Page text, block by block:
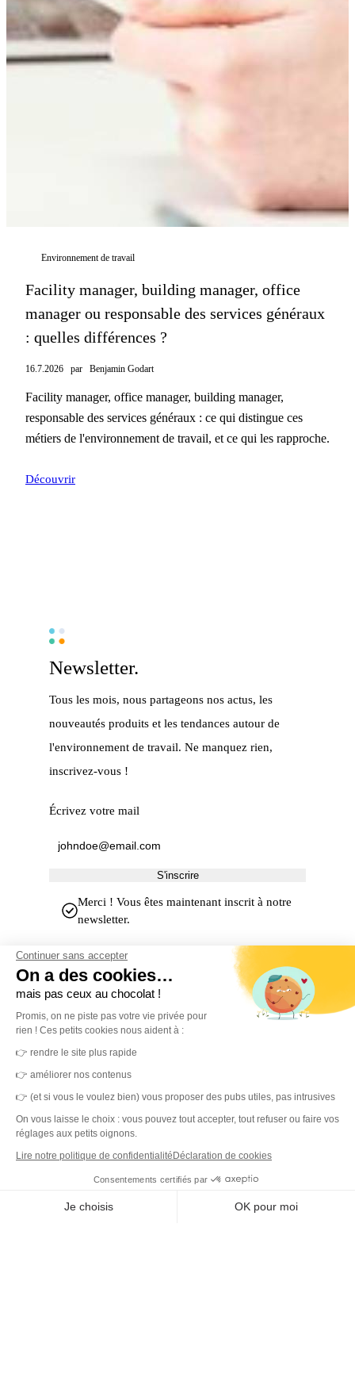
Environnement de travail
Facility manager, building manager, office
manager ou responsable des services généraux
: quelles différences ?
16.7.2026 par Benjamin Godart
Facility manager, office manager, building manager,
responsable des services généraux : ce qui distingue ces
métiers de l'environnement de travail, et ce qui les rapproche.
Découvrir
Newsletter.
Tous les mois, nous partageons nos actus, les
nouveautés produits et les tendances autour de
l'environnement de travail. Ne manquez rien,
inscrivez-vous !
Écrivez votre mail
S'inscrire
Merci ! Vous êtes maintenant inscrit à notre
newsletter.
Plateforme
Continuer sans accepter
On a des cookies…
mais pas ceux au chocolat !
Promis, on ne piste pas votre vie privée pour
rien ! Ces petits cookies nous aident à :
👉 rendre le site plus rapide
👉 améliorer nos contenus
👉 (et si vous le voulez bien) vous proposer des pubs utiles, pas intrusives
On vous laisse le choix : vous pouvez tout accepter, tout refuser ou faire vos
réglages aux petits oignons.
Lire notre politique de confidentialité Déclaration de cookies
Consentements certifiés par
Je choisis OK pour moi